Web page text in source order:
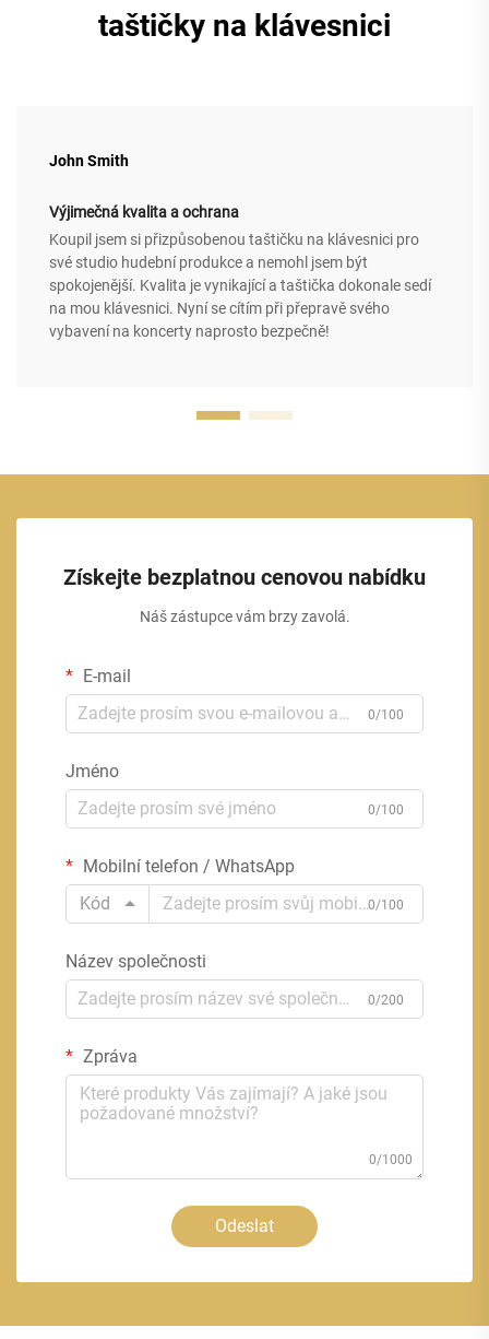
taštičky na klávesnici
John Smith
Výjimečná kvalita a ochrana
Koupil jsem si přizpůsobenou taštičku na klávesnici pro
své studio hudební produkce a nemohl jsem být
spokojenější. Kvalita je vynikající a taštička dokonale sedí
na mou klávesnici. Nyní se cítím při přepravě svého
vybavení na koncerty naprosto bezpečně!
Získejte bezplatnou cenovou nabídku
Náš zástupce vám brzy zavolá.
E-mail
0/100
Jméno
0/100
Mobilní telefon / WhatsApp
Kód
0/100
Název společnosti
0/200
Zpráva
0/1000
Odeslat